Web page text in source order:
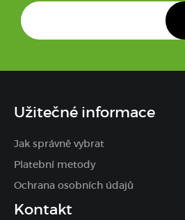
Užitečné informace
Jak správně vybrat
Platební metody
Ochrana osobních údajů
Kontakt